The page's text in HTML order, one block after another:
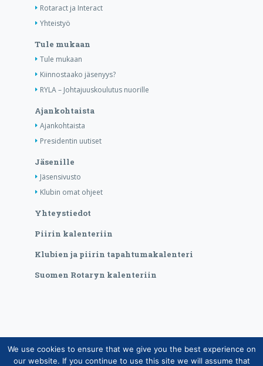
Rotaract ja Interact
Yhteistyö
Tule mukaan
Tule mukaan
Kiinnostaako jäsenyys?
RYLA – Johtajuuskoulutus nuorille
Ajankohtaista
Ajankohtaista
Presidentin uutiset
Jäsenille
Jäsensivusto
Klubin omat ohjeet
Yhteystiedot
Piirin kalenteriin
Klubien ja piirin tapahtumakalenteri
Suomen Rotaryn kalenteriin
Copyright © Suomen Rotarypalvelu ry 2026 |
We use cookies to ensure that we give you the best experience on
our website. If you continue to use this site we will assume that